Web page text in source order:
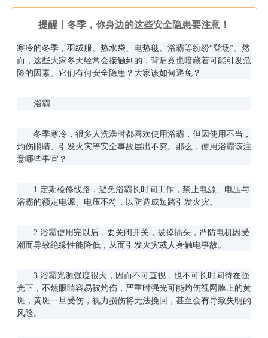
提醒丨冬季，你身边的这些安全隐患要注意！
寒冷的冬季，羽绒服、热水袋、电热毯、浴霸等纷纷“登场”。然
而，这些大家冬天经常会接触到的，背后竟也暗藏着可能引发危
险的因素。它们有何安全隐患？大家该如何避免？
浴霸
冬季寒冷，很多人洗澡时都喜欢使用浴霸，但因使用不当，
灼伤眼睛、引发火灾等安全事故层出不穷。那么，使用浴霸该注
意哪些事宜？
1.定期检修线路，避免浴霸长时间工作，禁止电源、电压与
浴霸的额定电源、电压不符，以防造成短路引发火灾。
2.浴霸使用完以后，要关闭开关，拔掉插头，严防电机因受
潮而导致绝缘性能降低，从而引发火灾或人身触电事故。
3.浴霸光源强度很大，因而不可直视，也不可长时间待在强
光下，不然眼睛容易被灼伤，严重时强光可能灼伤视网膜上的黄
斑，黄斑一旦受伤，视力损伤将无法挽回，甚至会有导致失明的
风险。